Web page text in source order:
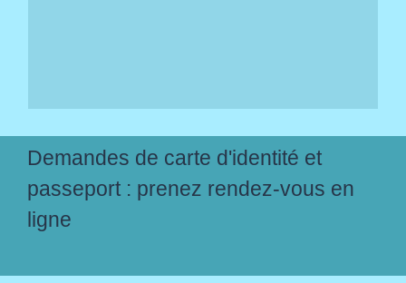
Demandes de carte d'identité et
passeport : prenez rendez-vous en
ligne